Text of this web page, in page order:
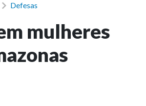
Defesas
mulheres